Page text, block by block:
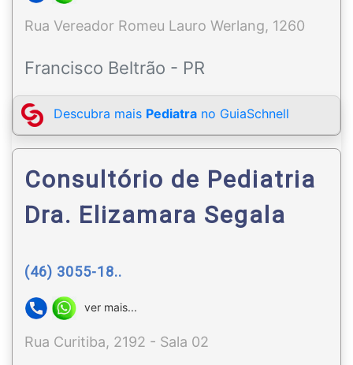
Rua Vereador Romeu Lauro Werlang, 1260
Francisco Beltrão - PR
Descubra mais Pediatra no GuiaSchnell
Consultório de Pediatria
Dra. Elizamara Segala
(46) 3055-18..
ver mais...
Rua Curitiba, 2192 - Sala 02